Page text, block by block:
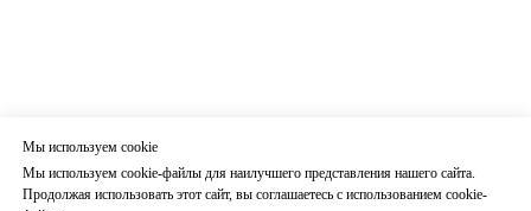
Мы используем cookie
Мы используем cookie-файлы для наилучшего представления нашего сайта.
Продолжая использовать этот сайт, вы соглашаетесь с использованием cookie-